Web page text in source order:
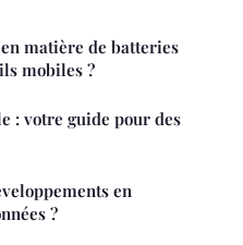
matière de batteries
mobiles ?
: votre guide pour des
en
?